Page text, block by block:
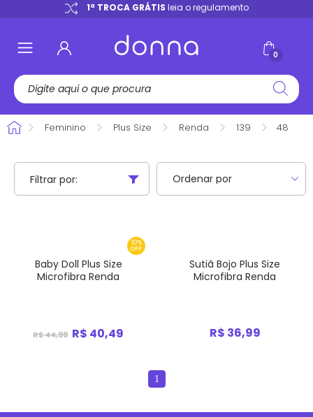
1ª TROCA GRÁTIS leia o regulamento
0
Feminino Plus Size Renda 139 48
Filtrar por:
10%
OFF
Baby Doll Plus Size
Microfibra Renda
R$ 44,99 R$ 40,49
Sutiã Bojo Plus Size
Microfibra Renda
R$ 36,99
1